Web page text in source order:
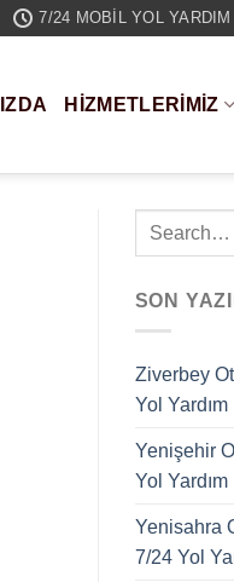
7/24 MOBIL YOL YARDIM
HIZMETLERIMIZ
SON
Ziverbey
Yol Yardım
Yenişehir
Yol Yardım
Yenisahra
7/24 Yol